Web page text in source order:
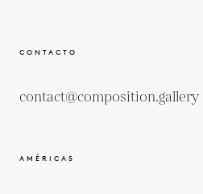
CONTACTO
contact@composition.gallery
AMÉRICAS